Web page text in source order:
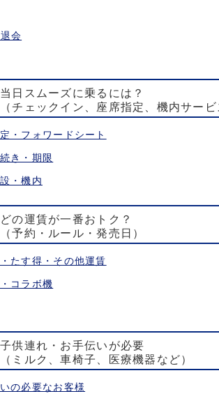
会
当日スムーズに乗るには？
（チェックイン、座席指定、機内サービ
・フォワードシート
き・期限
・機内
どの運賃が一番おトク？
（予約・ルール・発売日）
たす得・その他運賃
コラボ機
子供連れ・お手伝いが必要
（ミルク、車椅子、医療機器など）
の必要なお客様